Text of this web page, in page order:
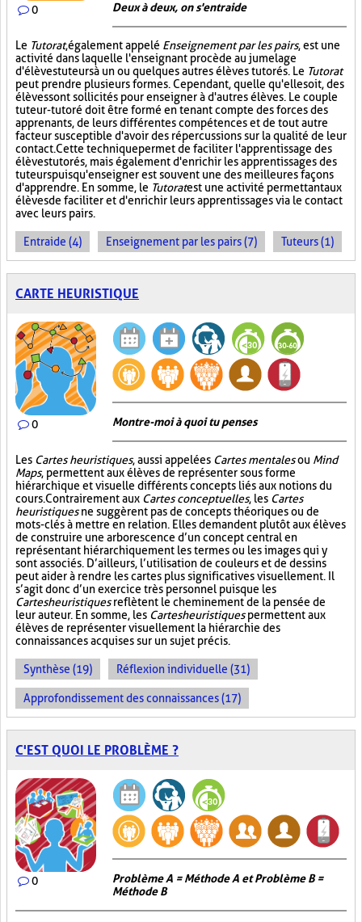
0 Deux à deux, on s'entraide
Le Tutorat, également appelé Enseignement par les pairs, est une
activité dans laquelle l'enseignant procède au jumelage
d'élèves tuteurs à un ou quelques autres élèves tutorés. Le Tutorat
peut prendre plusieurs formes. Cependant, quelle qu'elle soit, des
élèves sont sollicités pour enseigner à d'autres élèves. Le couple
tuteur-tutoré doit être formé en tenant compte des forces des
apprenants, de leurs différentes compétences et de tout autre
facteur susceptible d'avoir des répercussions sur la qualité de leur
contact. Cette technique permet de faciliter l'apprentissage des
élèves tutorés, mais également d'enrichir les apprentissages des
tuteurs puisqu'enseigner est souvent une des meilleures façons
d'apprendre. En somme, le Tutoratest une activité permettant aux
élèves de faciliter et d'enrichir leurs apprentissages via le contact
avec leurs pairs.
Entraide (4) Enseignement par les pairs (7) Tuteurs (1)
CARTE HEURISTIQUE
0 Montre-moi à quoi tu penses
Les Cartes heuristiques, aussi appelées Cartes mentalesou Mind
Maps, permettent aux élèves de représenter sous forme
hiérarchique et visuelle différents concepts liés aux notions du
cours. Contrairement aux Cartes conceptuelles, les Cartes
heuristiquesne suggèrent pas de concepts théoriques ou de
mots-clés à mettre en relation. Elles demandent plutôt aux élèves
de construire une arborescence d’un concept central en
représentant hiérarchiquement les termes ou les images qui y
sont associés. D’ailleurs, l’utilisation de couleurs et de dessins
peut aider à rendre les cartes plus significatives visuellement. Il
s’agit donc d’un exercice très personnel puisque les
Cartes heuristiquesreflètent le cheminement de la pensée de
leur auteur. En somme, les Cartes heuristiquespermettent aux
élèves de représenter visuellement la hiérarchie des
connaissances acquises sur un sujet précis.
Synthèse (19) Réflexion individuelle (31)
Approfondissement des connaissances (17)
C'EST QUOI LE PROBLÈME ?
0
Problème A = Méthode A et Problème B =
Méthode B